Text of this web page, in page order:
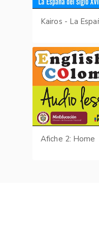
Afiche 2: Home